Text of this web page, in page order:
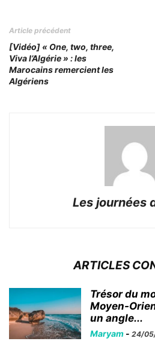
Article précédent
[Vidéo] « One, two, three,
Viva l’Algérie » : les
Marocains remercient les
Algériens
Les journées
ARTICLES
Trésor du
Moyen-
un angle...
Maryam - 24/